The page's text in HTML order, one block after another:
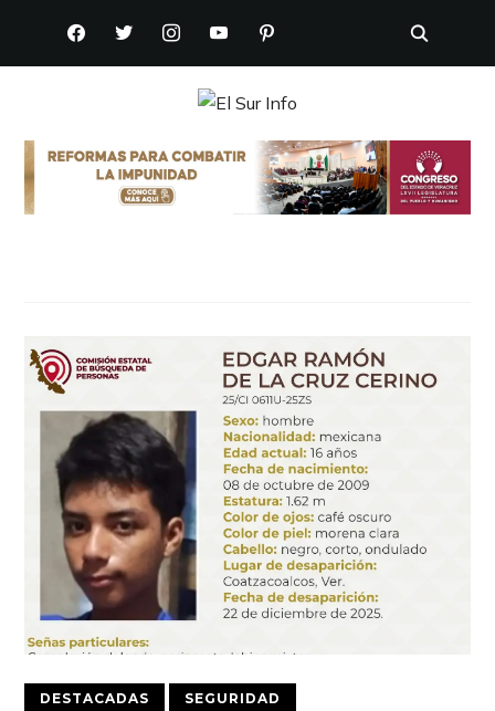
FACEBOOKTWITTERINSTAGRAMYOUTUBEPINTEREST
DESTACADAS SEGURIDAD